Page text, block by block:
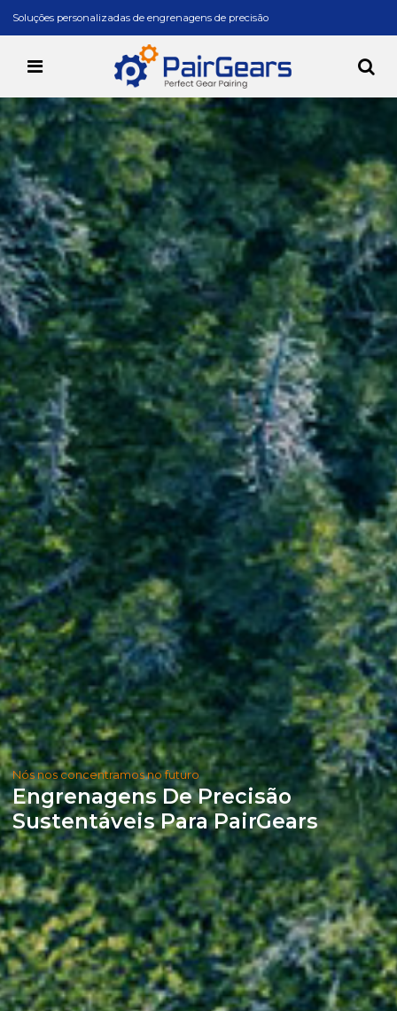
Soluções personalizadas de engrenagens de precisão
Nós nos concentramos no futuro
Engrenagens De Precisão
Sustentáveis Para PairGears